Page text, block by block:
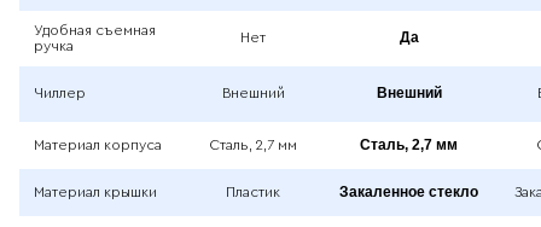
Удобная съемная
ручка
Нет Да
Чиллер Внешний Внешний
Материал корпуса Сталь, 2,7 мм Сталь, 2,7 мм
Материал крышки Пластик Закаленное стекло